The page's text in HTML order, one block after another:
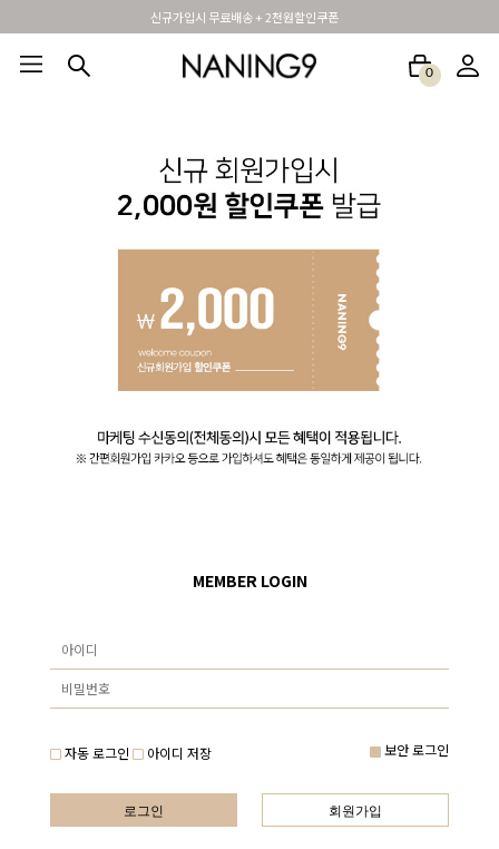
신규가입시 무료배송 + 2천원할인쿠폰
0
MEMBER LOGIN
자동 로그인 아이디 저장 보안 로그인
로그인 회원가입